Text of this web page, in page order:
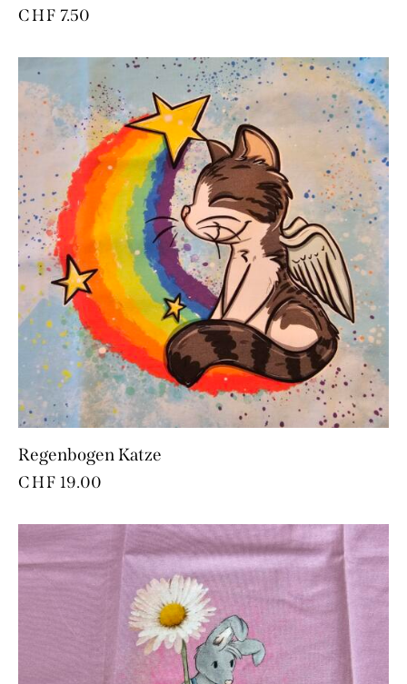
CHF 7.50
Regenbogen Katze
CHF 19.00